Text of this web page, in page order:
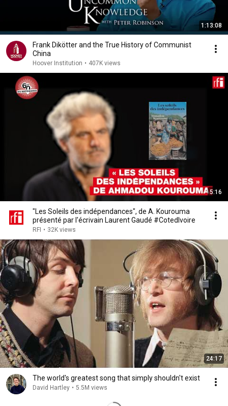
1:13:08
Frank Dikötter and the True History of Communist
China
Hoover Institution • 407K views
5:16
"Les Soleils des indépendances", de A. Kourouma
présenté par l'écrivain Laurent Gaudé #CotedIvoire
RFI • 32K views
24:17
The world's greatest song that simply shouldn't exist
David Hartley • 5.5M views